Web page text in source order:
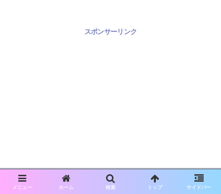
スポンサーリンク
メニュー ホーム 検索 トップ サイドバー